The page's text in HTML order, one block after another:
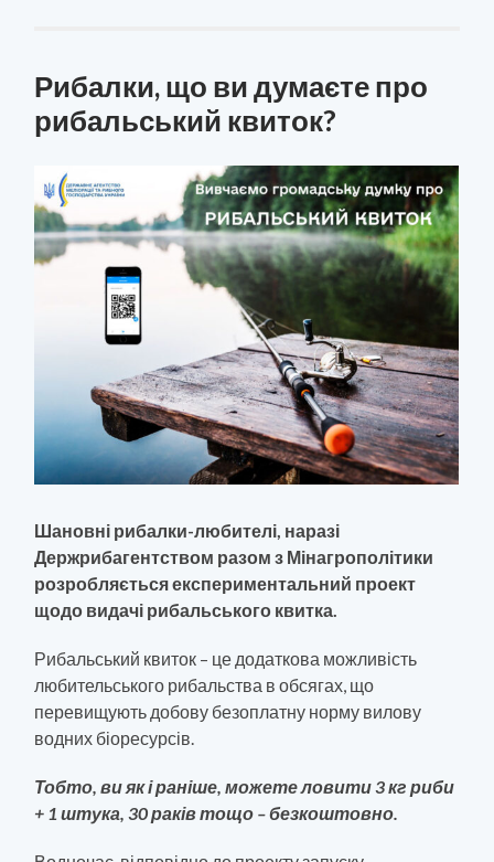
Рибалки, що ви думаєте про
рибальський квиток?
Шановні рибалки-любителі, наразі
Держрибагентством разом з Мінагрополітики
розробляється експериментальний проект
щодо видачі рибальського квитка.
Рибальський квиток – це додаткова можливість
любительського рибальства в обсягах, що
перевищують добову безоплатну норму вилову
водних біоресурсів.
Тобто, ви як і раніше, можете ловити 3 кг риби
+ 1 штука, 30 раків тощо – безкоштовно.